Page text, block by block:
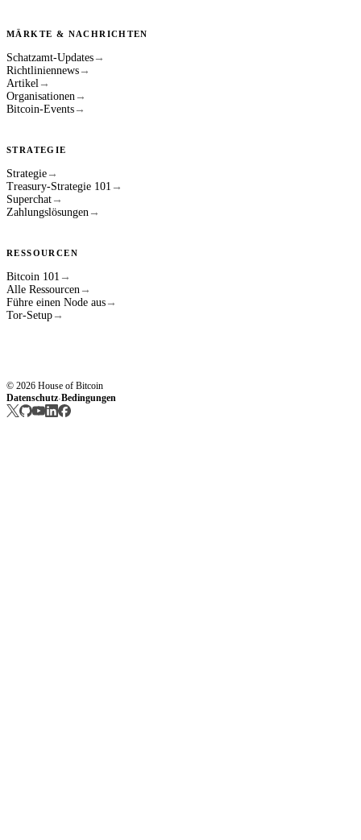
MÄRKTE & NACHRICHTEN
Schatzamt-Updates →
Richtliniennews →
Artikel →
Organisationen →
Bitcoin-Events →
STRATEGIE
Strategie →
Treasury-Strategie 101 →
Superchat →
Zahlungslösungen →
RESSOURCEN
Bitcoin 101 →
Alle Ressourcen →
Führe einen Node aus →
Tor-Setup →
© 2026 House of Bitcoin
Datenschutz·Bedingungen